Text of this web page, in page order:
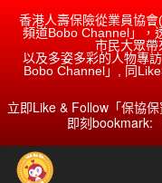
香港人壽保險從業員協
頻道Bobo Channel」，
市民大眾帶
以及多姿多彩的人物專
Bobo Channel」, 同
立即Like & Follow「保協
即刻bookmark: